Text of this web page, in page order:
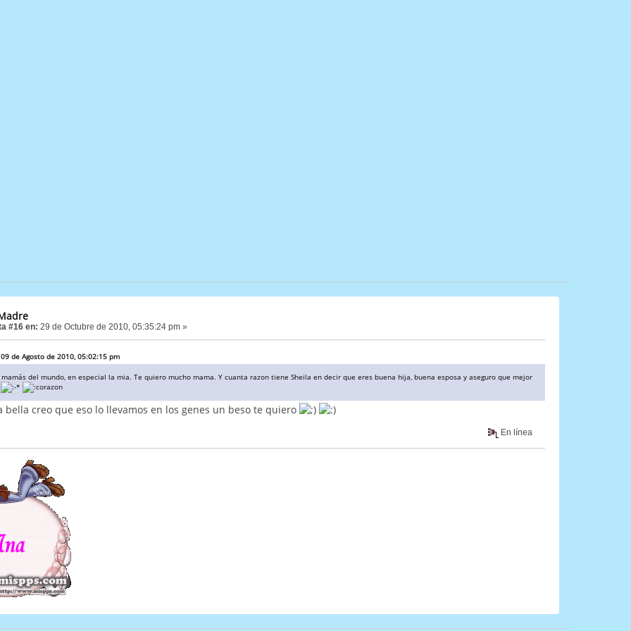
#16 en: 29 de Octubre de 2010, 05:35:24 pm »
de Agosto de 2010, 05:02:15 pm
del mundo, en especial la mia. Te quiero mucho mama. Y cuanta razon tiene Sheila en decir que eres buena hija, buena esposa y aseguro que mejor
bella creo que eso lo llevamos en los genes un beso te quiero
En línea